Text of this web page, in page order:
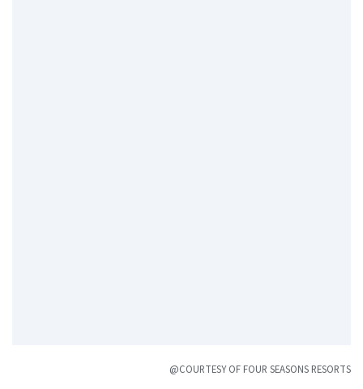
@COURTESY OF FOUR SEASONS RESORTS